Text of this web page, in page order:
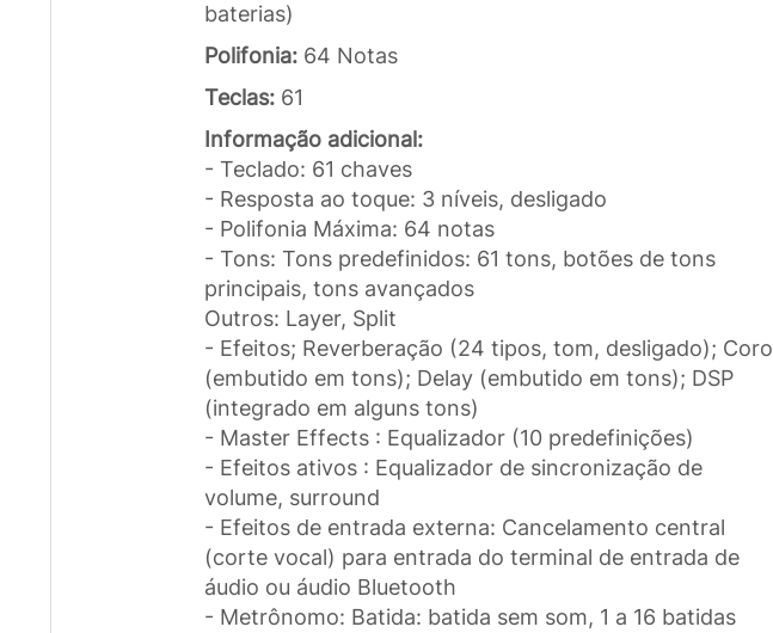
baterias)
Polifonia: 64 Notas
Teclas: 61
Informação adicional:
- Teclado: 61 chaves
- Resposta ao toque: 3 níveis, desligado
- Polifonia Máxima: 64 notas
- Tons: Tons predefinidos: 61 tons, botões de tons
principais, tons avançados
Outros: Layer, Split
- Efeitos; Reverberação (24 tipos, tom, desligado); Coro
(embutido em tons); Delay (embutido em tons); DSP
(integrado em alguns tons)
- Master Effects : Equalizador (10 predefinições)
- Efeitos ativos : Equalizador de sincronização de
volume, surround
- Efeitos de entrada externa: Cancelamento central
(corte vocal) para entrada do terminal de entrada de
áudio ou áudio Bluetooth
- Metrônomo: Batida: batida sem som, 1 a 16 batidas